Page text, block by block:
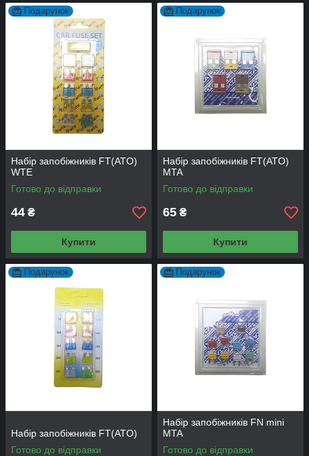
Подарунок
Набір запобіжників FT(ATO)
WTE
Готово до відправки
44 ₴
Купити
Подарунок
Набір запобіжників FT(ATO)
MTA
Готово до відправки
65 ₴
Купити
Подарунок
Набір запобіжників FT(ATO)
Готово до відправки
Подарунок
Набір запобіжників FN mini
MTA
Готово до відправки